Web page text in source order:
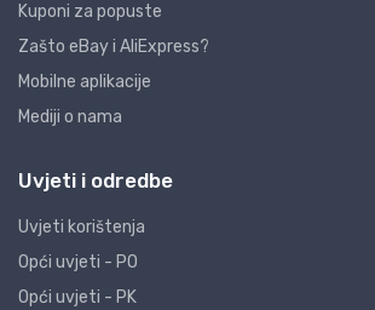
Kuponi za popuste
Zašto eBay i AliExpress?
Mobilne aplikacije
Mediji o nama
Uvjeti i odredbe
Uvjeti korištenja
Opći uvjeti - PO
Opći uvjeti - PK